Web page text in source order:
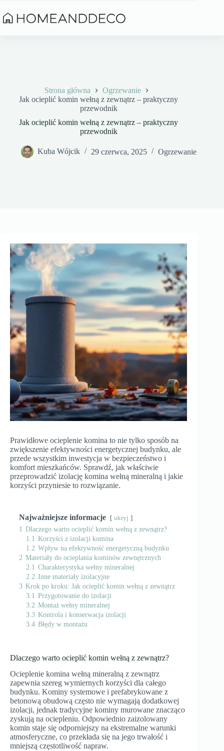
do
treści
Strona główna
Ogrzewanie
Jak ocieplić komin wełną z zewnątrz – praktyczny
przewodnik
Jak ocieplić komin wełną z zewnątrz – praktyczny
przewodnik
Kuba Wójcik 29 czerwca, 2025 Ogrzewanie
Prawidłowe ocieplenie komina to nie tylko sposób na
zwiększenie efektywności energetycznej budynku, ale
przede wszystkim inwestycja w bezpieczeństwo i
komfort mieszkańców. Sprawdź, jak właściwie
przeprowadzić izolację komina wełną mineralną i jakie
korzyści przyniesie to rozwiązanie.
Najważniejsze informacje ukryj
1 Dlaczego warto ocieplić komin wełną z zewnątrz?
1.1 Korzyści z izolacji komina
1.2 Wpływ na efektywność energetyczną budynku
2 Materiały do ocieplania kominów zewnętrznych
2.1 Charakterystyka wełny mineralnej
2.2 Inne materiały izolacyjne
3 Krok po kroku: Jak ocieplić komin wełną z zewnątrz
3.1 Przygotowanie do izolacji
3.2 Montaż wełny mineralnej
3.3 Kontrola i konserwacja izolacji
3.4 Błędy w montażu
Dlaczego warto ocieplić komin wełną z zewnątrz?
Ocieplenie komina wełną mineralną z zewnątrz
zapewnia szereg wymiernych korzyści dla całego
budynku. Kominy systemowe i prefabrykowane z
betonową obudową często nie wymagają dodatkowej
izolacji, jednak tradycyjne kominy murowane znacząco
zyskują na ociepleniu. Odpowiednio zaizolowany
komin staje się odporniejszy na ekstremalne warunki
atmosferyczne, co przekłada się na jego trwałość i
mniejszą częstotliwość napraw.